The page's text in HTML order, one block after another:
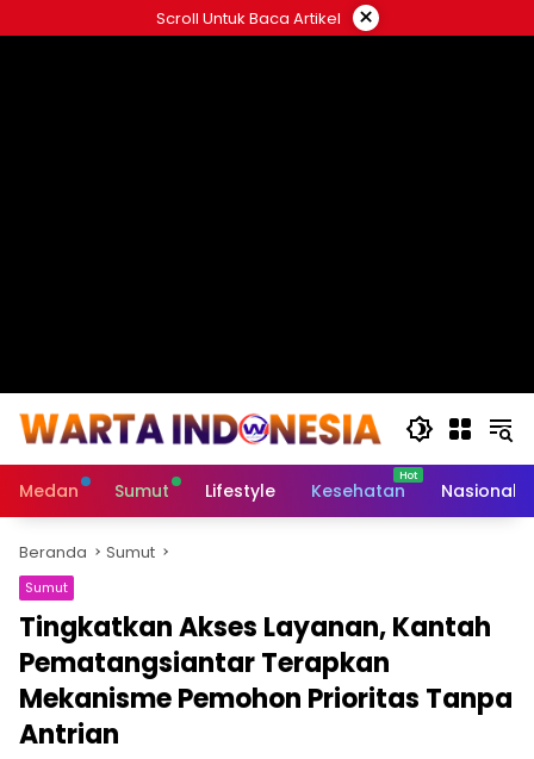
ke
Scroll Untuk Baca Artikel ×
Medan Sumut Lifestyle Kesehatan Nasional
Beranda Sumut
Sumut
Tingkatkan Akses Layanan, Kantah
Pematangsiantar Terapkan
Mekanisme Pemohon Prioritas Tanpa
Antrian